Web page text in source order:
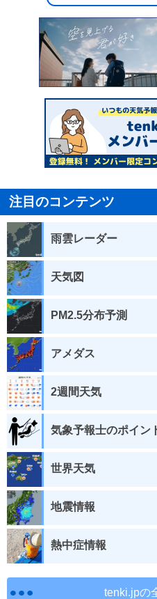
注目のコンテンツ
雨雲レーダー
天気図
PM2.5分布予測
アメダス
2週間天気
気象予報士のポイン
世界天気
地震情報
熱中症情報
tenki.jpの